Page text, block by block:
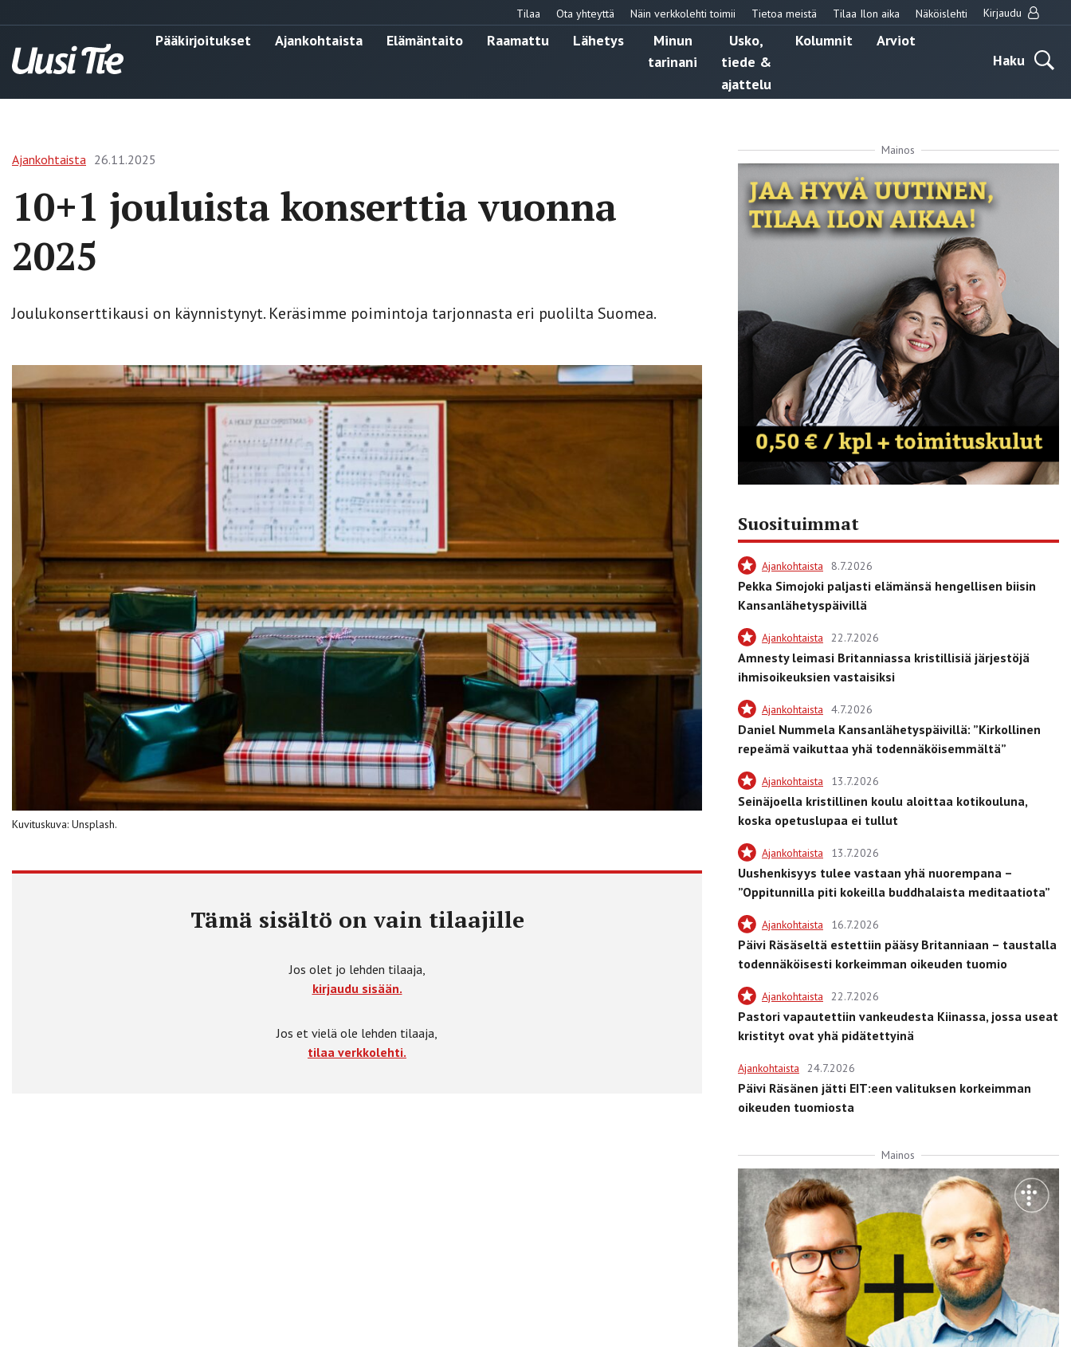
Tilaa Ota yhteyttä Näin verkkolehti toimii Tietoa meistä Tilaa Ilon aika Näköislehti Kirjaudu
Pääkirjoitukset Ajankohtaista Elämäntaito Raamattu Lähetys
Minun
tarinani
Usko,
tiede &
ajattelu
Kolumnit
Arviot
Haku
Ajankohtaista 26.11.2025
10+1 jouluista konserttia vuonna
2025
Joulukonserttikausi on käynnistynyt. Keräsimme poimintoja tarjonnasta eri puolilta Suomea.
Kuvituskuva: Unsplash.
Tämä sisältö on vain tilaajille
Jos olet jo lehden tilaaja,
kirjaudu sisään.
Jos et vielä ole lehden tilaaja,
tilaa verkkolehti.
Mainos
Suosituimmat
Ajankohtaista 8.7.2026
Pekka Simojoki paljasti elämänsä hengellisen biisin
Kansanlähetyspäivillä
Ajankohtaista 22.7.2026
Amnesty leimasi Britanniassa kristillisiä järjestöjä
ihmisoikeuksien vastaisiksi
Ajankohtaista 4.7.2026
Daniel Nummela Kansanlähetyspäivillä: ”Kirkollinen
repeämä vaikuttaa yhä todennäköisemmältä”
Ajankohtaista 13.7.2026
Seinäjoella kristillinen koulu aloittaa kotikouluna,
koska opetuslupaa ei tullut
Ajankohtaista 13.7.2026
Uushenkisyys tulee vastaan yhä nuorempana –
”Oppitunnilla piti kokeilla buddhalaista meditaatiota”
Ajankohtaista 16.7.2026
Päivi Räsäseltä estettiin pääsy Britanniaan – taustalla
todennäköisesti korkeimman oikeuden tuomio
Ajankohtaista 22.7.2026
Pastori vapautettiin vankeudesta Kiinassa, jossa useat
kristityt ovat yhä pidätettyinä
Ajankohtaista 24.7.2026
Päivi Räsänen jätti EIT:een valituksen korkeimman
oikeuden tuomiosta
Mainos